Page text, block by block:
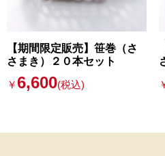
【期間限定販売】笹巻（さ
さまき）２０本セット
￥6,600(税込)